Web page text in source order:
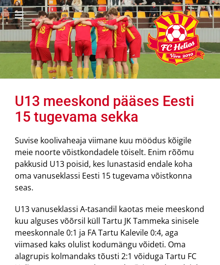
Skip
to
content
U13 meeskond pääses Eesti
15 tugevama sekka
Suvise koolivaheaja viimane kuu möödus kõigile
meie noorte võistkondadele töiselt. Enim rõõmu
pakkusid U13 poisid, kes lunastasid endale koha
oma vanuseklassi Eesti 15 tugevama võistkonna
seas.
U13 vanuseklassi A-tasandil kaotas meie meeskond
kuu alguses võõrsil küll Tartu JK Tammeka sinisele
meeskonnale 0:1 ja FA Tartu Kalevile 0:4, aga
viimased kaks olulist kodumängu võideti. Oma
alagrupis kolmandaks tõusti 2:1 võiduga Tartu FC